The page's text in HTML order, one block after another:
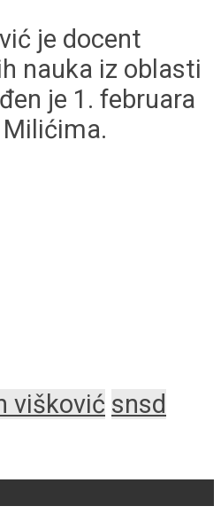
je docent
nauka iz oblasti
je 1. februara
višković snsd